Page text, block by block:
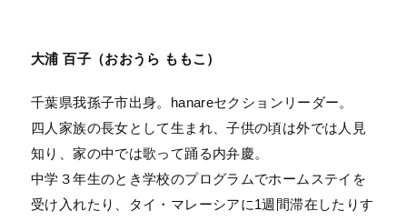
大浦 百子（おおうら ももこ）
千葉県我孫子市出身。hanareセクションリーダー。
四人家族の長女として生まれ、子供の頃は外では人見
知り、家の中では歌って踊る内弁慶。
中学３年生のとき学校のプログラムでホームステイを
受け入れたり、タイ・マレーシアに1週間滞在したりす